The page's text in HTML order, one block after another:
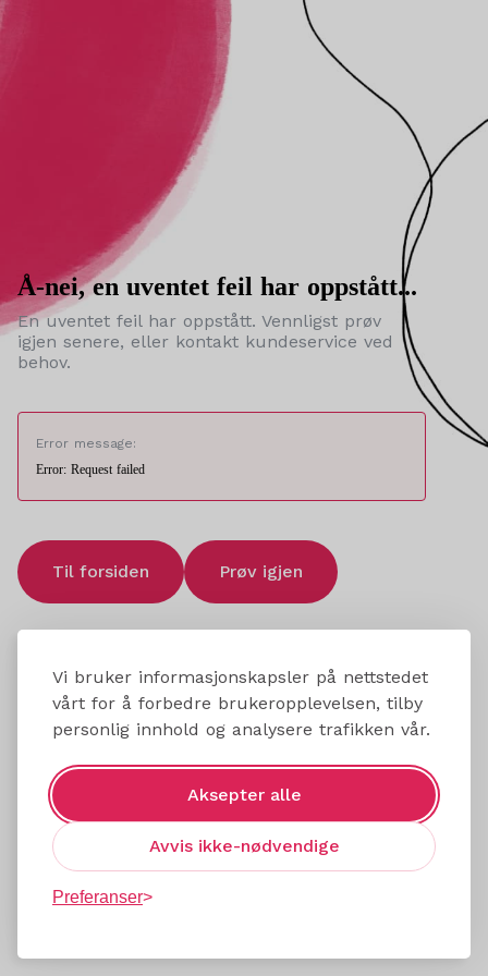
Vi bruker informasjonskapsler på nettstedet
vårt for å forbedre brukeropplevelsen, tilby
personlig innhold og analysere trafikken vår.
Aksepter alle
Avvis ikke-nødvendige
Preferanser
Å-nei, en uventet feil har oppstått...
En uventet feil har oppstått. Vennligst prøv
igjen senere, eller kontakt kundeservice ved
behov.
Error message:
Error: Request failed
Til forsiden Prøv igjen